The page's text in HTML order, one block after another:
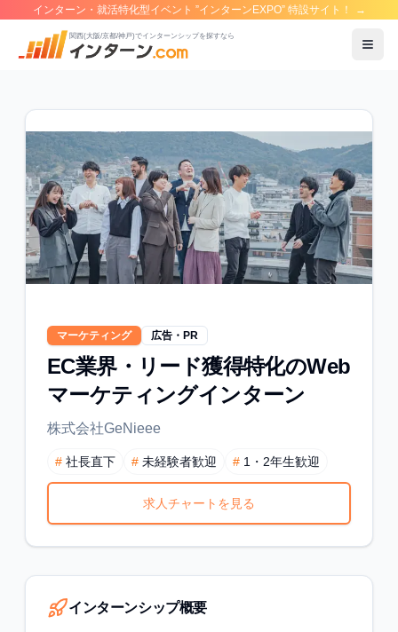
インターン・就活特化型イベント ”インターンEXPO” 特設サイト！ →
関西(大阪/京都/神戸)でインターンシップを探すなら
メニ
マーケティング 広告・PR
EC業界・リード獲得特化のWeb
マーケティングインターン
株式会社GeNieee
# 社長直下 # 未経験者歓迎 # 1・2年生歓迎
求人チャートを見る
インターンシップ概要